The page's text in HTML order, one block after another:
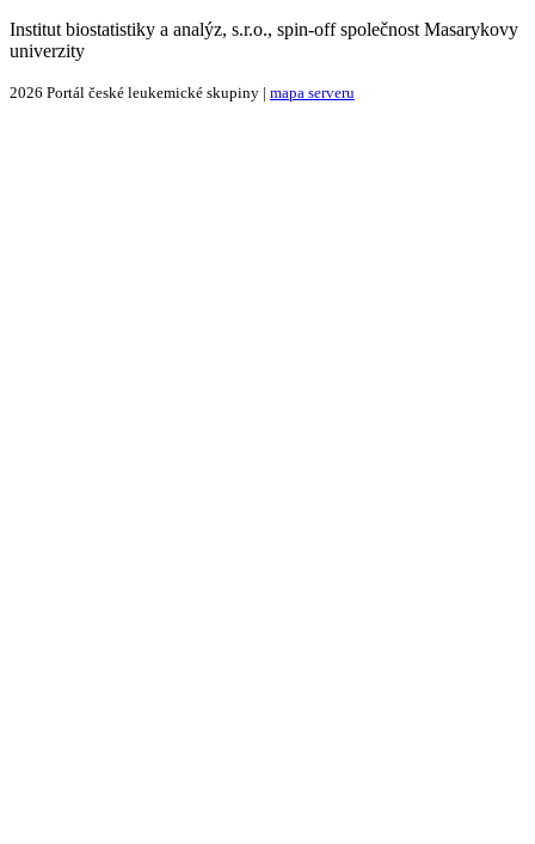
Institut biostatistiky a analýz, s.r.o., spin-off společnost Masarykovy
univerzity
2026 Portál české leukemické skupiny | mapa serveru